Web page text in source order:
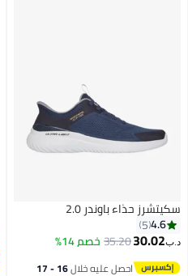
سكيتشرز حذاء باوندر 2.0
4.6
5
د.ب‏30.02
35.20خصم 14%
احصل عليه خلال 16 - 17